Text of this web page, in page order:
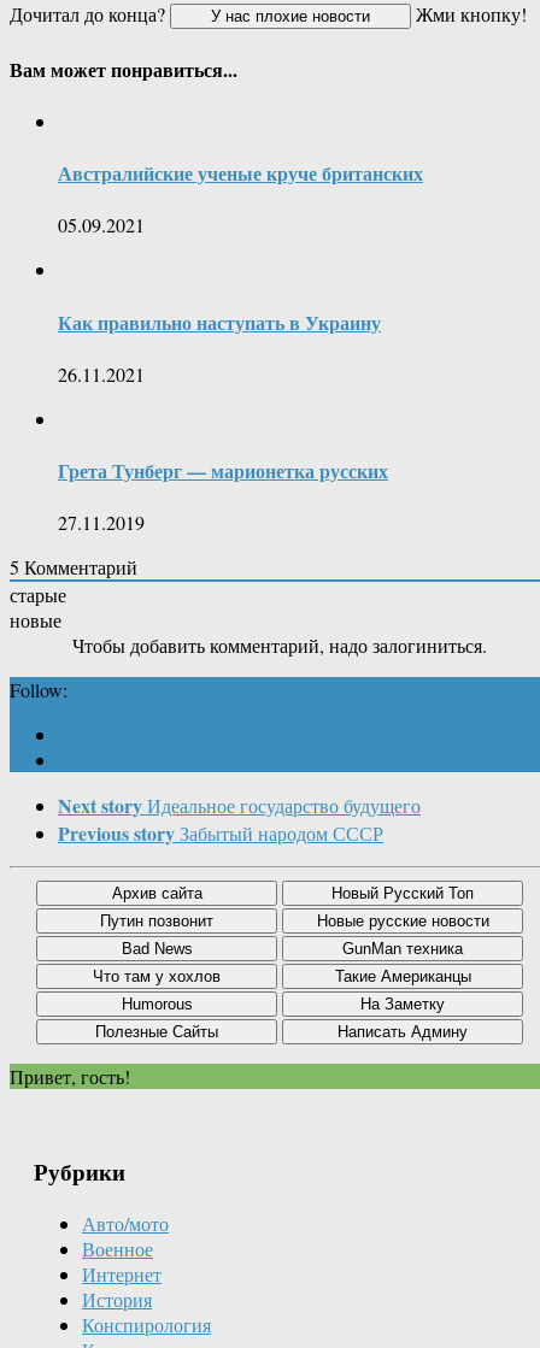
Дочитал до конца?
Жми кнопку!
Вам может понравиться...
Австралийские ученые круче британских
05.09.2021
Как правильно наступать в Украину
26.11.2021
Грета Тунберг — марионетка русских
27.11.2019
5 Комментарий
старые
новые
Чтобы добавить комментарий, надо залогиниться.
Follow:
Next storyИдеальное государство будущего
Previous storyЗабытый народом СССР
Привет, гость!
Рубрики
Авто/мото
Военное
Интернет
История
Конспирология